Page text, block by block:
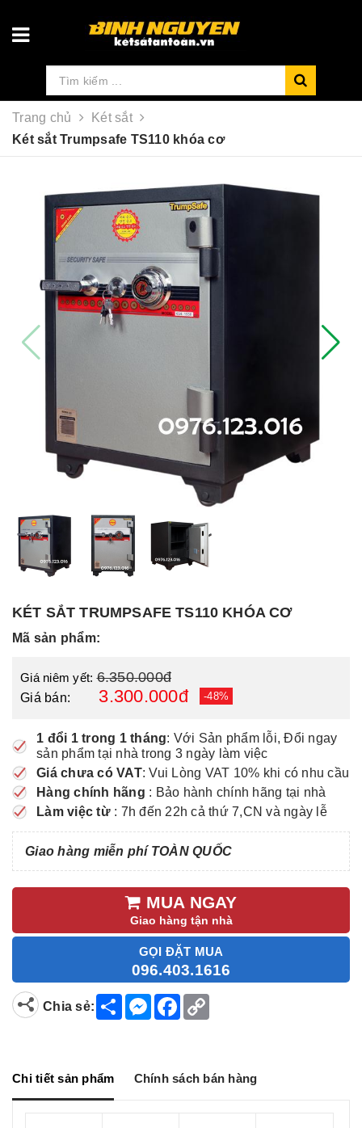
Trang chủ
Két sắt
Két sắt Trumpsafe TS110 khóa cơ
KÉT SẮT TRUMPSAFE TS110 KHÓA CƠ
Mã sản phẩm:
Giá niêm yết:6.350.000đ
Giá bán: 3.300.000đ -48%
1 đổi 1 trong 1 tháng: Với Sản phẩm lỗi, Đổi ngay
sản phẩm tại nhà trong 3 ngày làm việc
Giá chưa có VAT: Vui Lòng VAT 10% khi có nhu cầu
Hàng chính hãng : Bảo hành chính hãng tại nhà
Làm việc từ : 7h đến 22h cả thứ 7,CN và ngày lễ
Giao hàng miễn phí TOÀN QUỐC
MUA NGAY
Giao hàng tận nhà
GỌI ĐẶT MUA
096.403.1616
Chia sẻ:
S
h
M
e
g
F
a
o
n
Chi tiết sản phẩm Chính sách bán hàng